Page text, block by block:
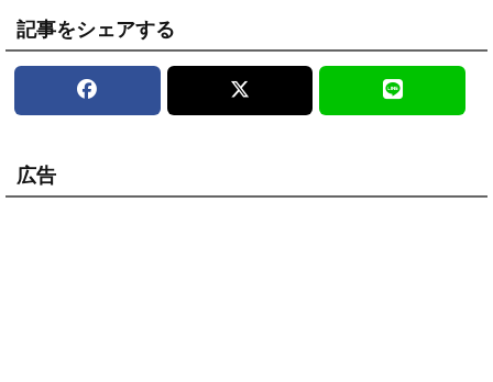
記事をシェアする
広告